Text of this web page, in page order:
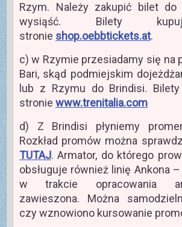
Rzym. Należy zakupić bilet
wysiąść. Bilety
stronie shop.oebbtickets.at.
c) w Rzymie przesiadamy się na
Bari, skąd podmiejskim
lub z Rzymu do Brindisi.
stronie www.trenitalia.com
d) Z Brindisi płyniemy
Rozkład promów można
TUTAJ. Armator, do którego
obsługuje również linię Ankona
w trakcie opracowania
zawieszona. Można
czy wznowiono kursowanie